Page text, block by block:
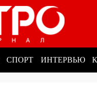
СПОРТ ИНТЕРВЬЮ